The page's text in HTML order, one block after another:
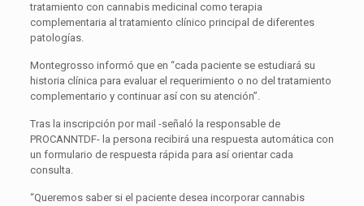
tratamiento con cannabis medicinal como terapia
complementaria al tratamiento clínico principal de diferentes
patologías.
Montegrosso informó que en “cada paciente se estudiará su
historia clínica para evaluar el requerimiento o no del tratamiento
complementario y continuar así con su atención”.
Tras la inscripción por mail -señaló la responsable de
PROCANNTDF- la persona recibirá una respuesta automática con
un formulario de respuesta rápida para así orientar cada
consulta.
“Queremos saber si el paciente desea incorporar cannabis